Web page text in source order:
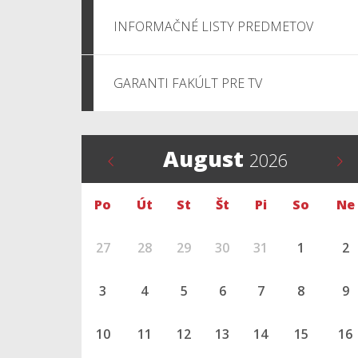
INFORMAČNÉ LISTY PREDMETOV
GARANTI FAKÚLT PRE TV
August 2026
Po Út St Št Pi So Ne
27 28 29 30 31 1 2
3 4 5 6 7 8 9
10 11 12 13 14 15 16